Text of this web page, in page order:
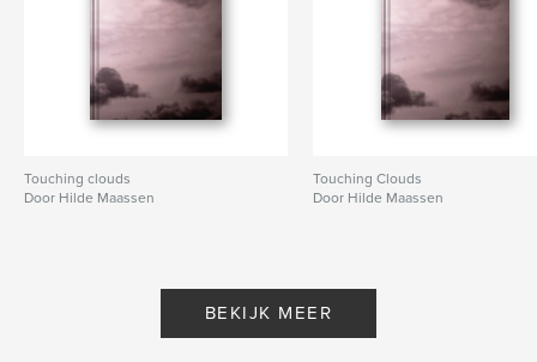
Touching clouds
Door Hilde Maassen
Touching Clouds
Door Hilde Maassen
BEKIJK MEER